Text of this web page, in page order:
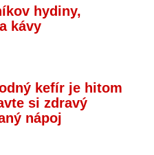
hydiny,
kávy
kefír je hitom
si zdravý
nápoj